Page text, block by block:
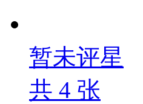
暂未评星
共 4 张